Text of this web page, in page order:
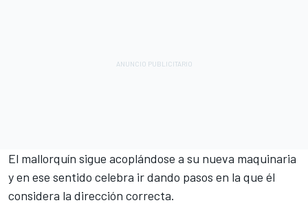
El mallorquín sigue acoplándose a su nueva maquinaria
y en ese sentido celebra ir dando pasos en la que él
considera la dirección correcta.